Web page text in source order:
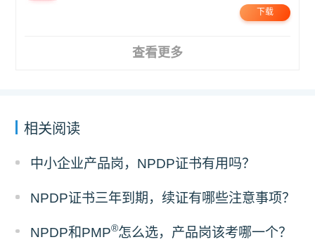
下载
查看更多
相关阅读
中小企业产品岗，NPDP证书有用吗？
NPDP证书三年到期，续证有哪些注意事项？
NPDP和PMP®怎么选，产品岗该考哪一个？